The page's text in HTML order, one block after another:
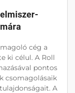
cég a
ki célul. A Roll
pontos
csomagolásaik
A